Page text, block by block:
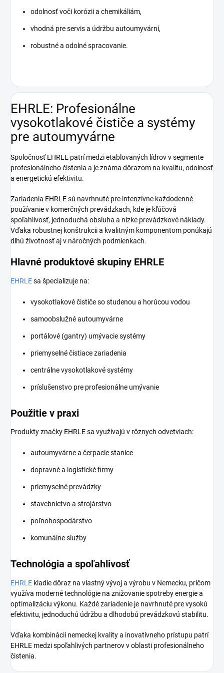
odolnosť voči korózii a chemikáliám,
vhodná pre servis a údržbu autoumyvární,
robustné a odolné spracovanie.
EHRLE: Profesionálne
vysokotlakové čističe a systémy
pre autoumyvárne
Spoločnosť EHRLE patrí medzi etablovaných lídrov v segmente
profesionálneho čistenia a je známa dôrazom na kvalitu, odolnosť
a energetickú efektivitu.
Zariadenia EHRLE sú navrhnuté pre intenzívne každodenné
používanie v komerčných prevádzkach, kde je kľúčová
spoľahlivosť, jednoduchá obsluha a nízke prevádzkové náklady.
Vďaka robustnej konštrukcii a kvalitným komponentom ponúkajú
dlhú životnosť aj v náročných podmienkach.
Hlavné produktové skupiny EHRLE
EHRLEsa špecializuje na:
vysokotlakové čističe so studenou a horúcou vodou
samoobslužné autoumyvárne
portálové (gantry) umývacie systémy
priemyselné čistiace zariadenia
centrálne vysokotlakové systémy
príslušenstvo pre profesionálne umývanie
Použitie v praxi
Produkty značky EHRLE sa využívajú v rôznych odvetviach:
autoumyvárne a čerpacie stanice
dopravné a logistické firmy
priemyselné prevádzky
stavebníctvo a strojárstvo
poľnohospodárstvo
komunálne služby
Technológia a spoľahlivosť
EHRLE kladie dôraz na vlastný vývoj a výrobu v Nemecku, pričom
využíva moderné technológie na znižovanie spotreby energie a
optimalizáciu výkonu. Každé zariadenie je navrhnuté pre vysokú
efektivitu, jednoduchú údržbu a dlhodobú prevádzkovú stabilitu.
Vďaka kombinácii nemeckej kvality a inovatívneho prístupu patrí
EHRLE medzi spoľahlivých partnerov v oblasti profesionálneho
čistenia.